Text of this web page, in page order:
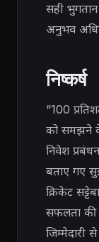
सही
अनुभव
निष्कर्ष
“100
को समझने
निवेश
बताए गए
क्रिकेट
सफलता की